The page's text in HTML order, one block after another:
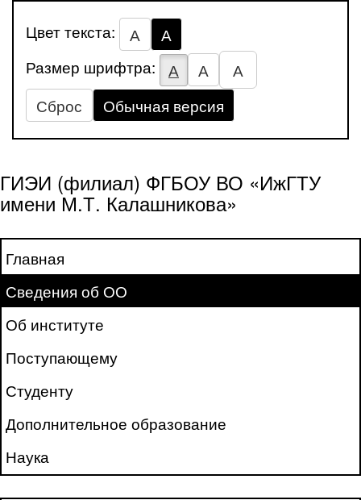
Цвет текста: А
А
Размер шрифтра:
А А
А
Сброс
Обычная версия
ГИЭИ (филиал) ФГБОУ ВО «ИжГТУ
имени М.Т. Калашникова»
Главная
Сведения об ОО
Об институте
Поступающему
Студенту
Дополнительное образование
Наука